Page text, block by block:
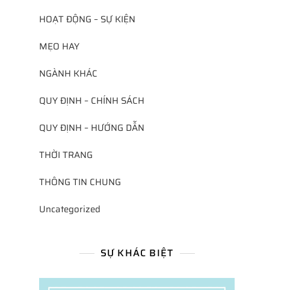
HOẠT ĐỘNG – SỰ KIỆN
MẸO HAY
NGÀNH KHÁC
QUY ĐỊNH – CHÍNH SÁCH
QUY ĐỊNH – HƯỚNG DẪN
THỜI TRANG
THÔNG TIN CHUNG
Uncategorized
SỰ KHÁC BIỆT